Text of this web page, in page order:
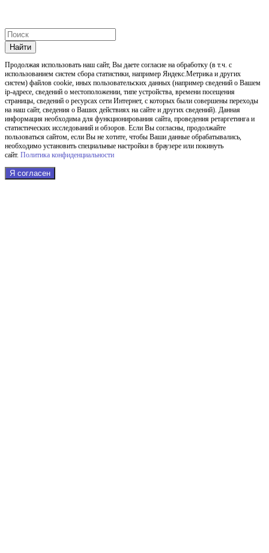
Найти
Продолжая использовать наш cайт, Вы даете согласие на обработку (в т.ч. с
использованием систем сбора статистики, например Яндекс.Метрика и других
систем) файлов cookie, иных пользовательских данных (например сведений о Вашем
ip-адресе, сведений о местоположении, типе устройства, времени посещения
страницы, сведений о ресурсах сети Интернет, с которых были совершены переходы
на наш сайт, сведения о Ваших действиях на сайте и других сведений). Данная
информация необходима для функционирования сайта, проведения ретаргетинга и
статистических исследований и обзоров. Если Вы согласны, продолжайте
пользоваться сайтом, если Вы не хотите, чтобы Ваши данные обрабатывались,
необходимо установить специальные настройки в браузере или покинуть
сайт. Политика конфиденциальности
Я согласен